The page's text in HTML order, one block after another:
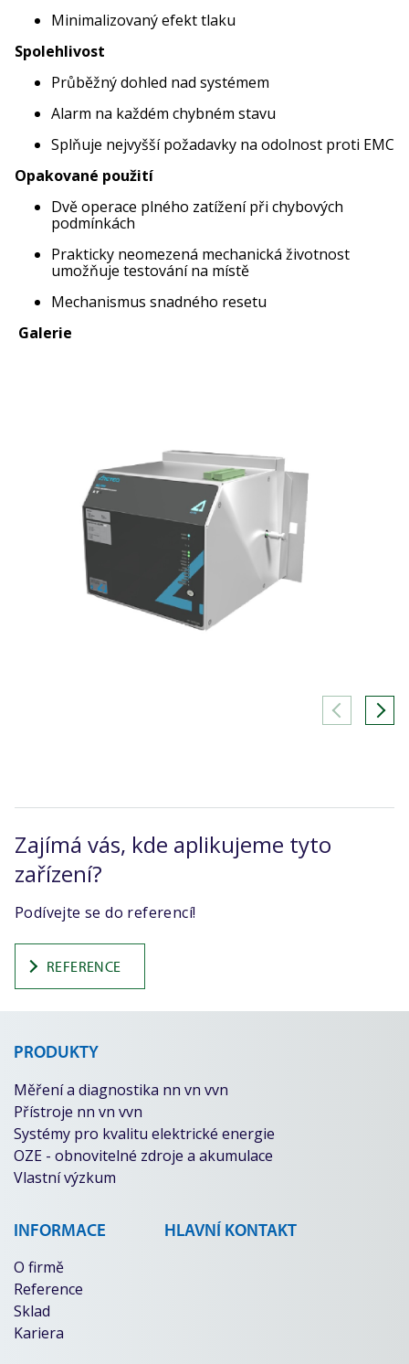
Minimalizovaný efekt tlaku
Spolehlivost
Průběžný dohled nad systémem
Alarm na každém chybném stavu
Splňuje nejvyšší požadavky na odolnost proti EMC
Opakované použití
Dvě operace plného zatížení při chybových
podmínkách
Prakticky neomezená mechanická životnost
umožňuje testování na místě
Mechanismus snadného resetu
Galerie
Zajímá vás, kde aplikujeme tyto
zařízení?
Podívejte se do referencí!
REFERENCE
PRODUKTY
Měření a diagnostika nn vn vvn
Přístroje nn vn vvn
Systémy pro kvalitu elektrické energie
OZE - obnovitelné zdroje a akumulace
Vlastní výzkum
INFORMACE
O firmě
Reference
Sklad
Kariera
HLAVNÍ KONTAKT